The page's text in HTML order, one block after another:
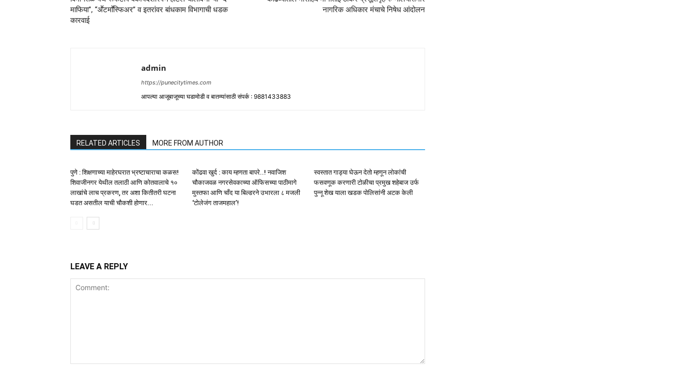
माफिया”, “अॕटमाॕस्फिअर” व इतरांवर बांधकाम विभागाची धडक
कारवाई
नागरिक अधिकार मंचाचे निषेध आंदोलन
admin
https://punecitytimes.com
आपल्या आजूबाजूच्या घडामोडी व बातम्यांसाठी संपर्क : 9881433883
RELATED ARTICLES MORE FROM AUTHOR
पुणे : शिक्षणाच्या माहेरघरात भ्रष्टाचाराचा कळस!
शिवाजीनगर येथील तलाठी आणि कोतवालाचे १०
लाखांचे लाच प्रकरण, तर अशा कितीतरी घटना
घडत असतील याची चौकशी होणार...
कोंढवा खुर्द : काय म्हणता बापरे..! नवाजिश
चौकाजवळ नगरसेवकाच्या ऑफिसच्या पाठीमागे
मुस्तफा आणि चॉंद या बिल्डरने उभारला ८ मजली
‘टोलेजंग ताजमहाल’!
स्वस्तात गाड्या घेऊन देतो म्हणून लोकांची
फसवणूक करणारी टोळीचा प्रमुख शहेबाज उर्फ
पुन्नू शेख याला खडक पोलिसांनी अटक केली
LEAVE A REPLY